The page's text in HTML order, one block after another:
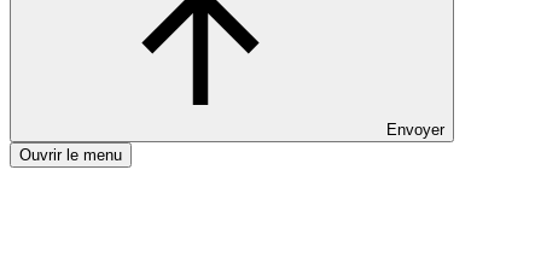
Envoyer
Ouvrir le menu